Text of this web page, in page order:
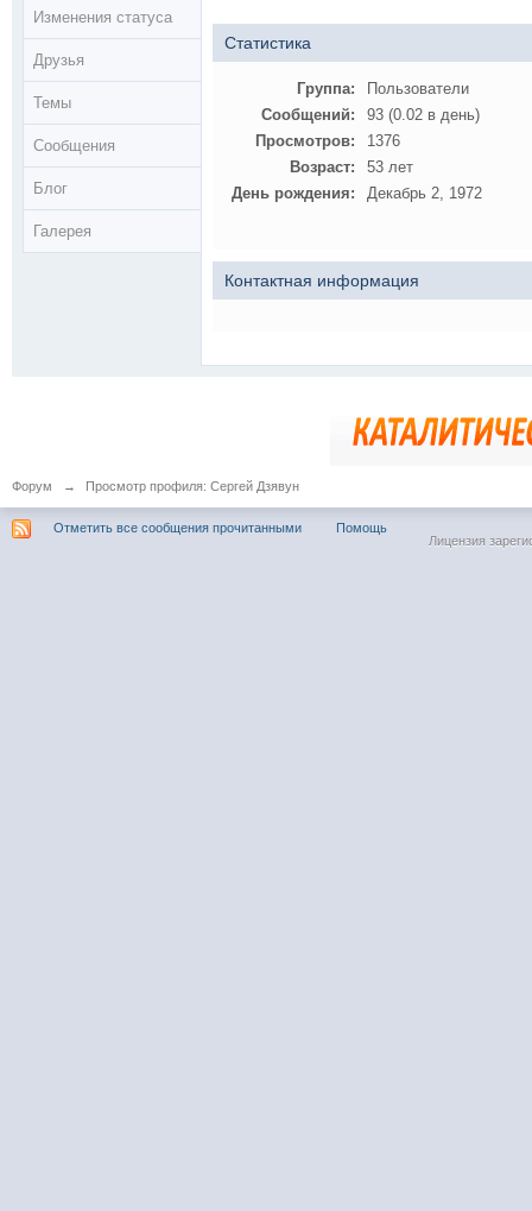
Изменения статуса
Друзья
Темы
Сообщения
Блог
Галерея
Статистика
Группа:
Пользователи
Сообщений:
93 (0.02 в день)
Просмотров:
1376
Возраст:
53 лет
День рождения:
Декабрь 2, 1972
Контактная информация
Форум → Просмотр профиля: Сергей Дзявун
Отметить все сообщения прочитанными
Помощь
Лицензия